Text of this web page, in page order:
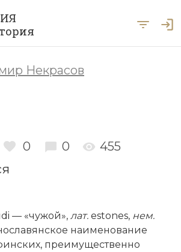
мира
веков
Ц Ч Ш Щ Ы Э
Некрасов
0 0
455
— «чужой», лат. estones, нем.
наименование
преимущественно